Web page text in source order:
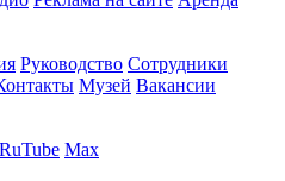
Руководство Сотрудники
Музей Вакансии
RuTube Max